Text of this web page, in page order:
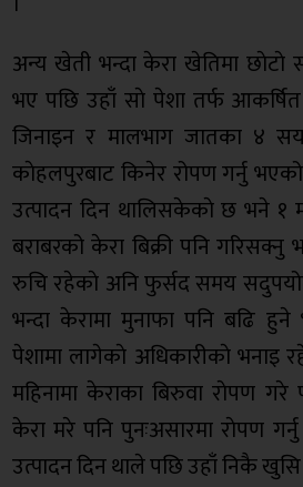
अन्य खेती भन्दा केरा खेतिमा छाेटाे
भए पछि उहाँ साे पेशा तर्फ
जिनाइन र मालभाग जातका ४
काेहलपुरबाट किनेर रोपण गर्नु
उत्पादन दिन थालिसकेकाे छ भने १
बराबरको केरा बिक्री पनि
रुचि रहेकाे अनि फुर्सद समय
भन्दा केरामा मुनाफा पनि बढि
पेशामा लागेकाे अधिकारीकाे
महिनामा केराका बिरुवा राेपण
केरा मरे पनि पुनःअसारमा राेपण
उत्पादन दिन थाले पछि उहाँ निकै